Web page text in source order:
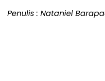
Penulis : Nataniel